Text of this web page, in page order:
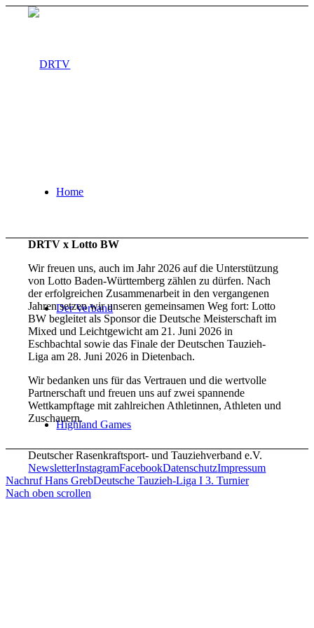
Home
Der Verband
Highland Games
DRTV x Lotto BW
Wir freuen uns, auch im Jahr 2026 auf die Unterstützung
von Lotto Baden-Württemberg zählen zu dürfen. Nach
der erfolgreichen Zusammenarbeit in den vergangenen
Jahren setzen wir unseren gemeinsamen Weg fort: Lotto
BW begleitet als Sponsor die Deutsche Meisterschaft im
Mixed und Leichtgewicht am 21. Juni 2026 in
Eschbachtal sowie das Finale der Deutschen Tauzieh-
Liga am 28. Juni 2026 in Dietenbach.
Wir bedanken uns für das Vertrauen und die wertvolle
Partnerschaft und freuen uns auf zwei spannende
Wettkampftage mit zahlreichen Athletinnen, Athleten und
Zuschauern.
Deutscher Rasenkraftsport- und Tauziehverband e.V.
NewsletterInstagramFacebookDatenschutzImpressum
Nachruf Hans GrebDeutsche Tauzieh-Liga I 3. Turnier
Nach oben scrollen